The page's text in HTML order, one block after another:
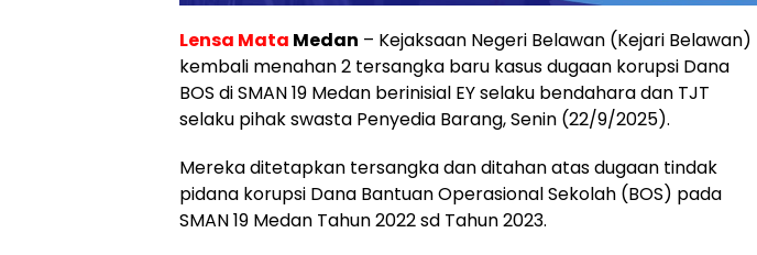
Lensa Mata Medan – Kejaksaan Negeri Belawan (Kejari Belawan)
kembali menahan 2 tersangka baru kasus dugaan korupsi Dana
BOS di SMAN 19 Medan berinisial EY selaku bendahara dan TJT
selaku pihak swasta Penyedia Barang, Senin (22/9/2025).
Mereka ditetapkan tersangka dan ditahan atas dugaan tindak
pidana korupsi Dana Bantuan Operasional Sekolah (BOS) pada
SMAN 19 Medan Tahun 2022 sd Tahun 2023.